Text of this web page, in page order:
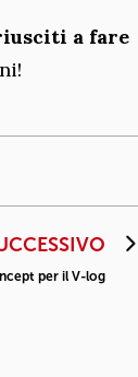
a fare
per il V-log